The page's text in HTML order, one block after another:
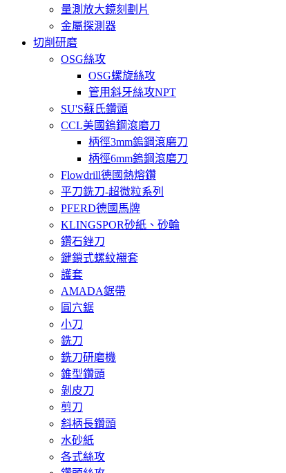
量測放大鏡刻劃片
金屬探測器
切削研磨
OSG絲攻
OSG螺旋絲攻
管用斜牙絲攻NPT
SU'S蘇氏鑽頭
CCL美國鎢鋼滾磨刀
柄徑3mm鎢鋼滾磨刀
柄徑6mm鎢鋼滾磨刀
Flowdrill德國熱熔鑽
平刀銑刀-超微粒系列
PFERD德國馬牌
KLINGSPOR砂紙、砂輪
鑽石銼刀
鍵鎖式螺紋襯套
護套
AMADA鋸帶
圓穴鋸
小刀
銑刀
銑刀研磨機
錐型鑽頭
剝皮刀
剪刀
斜柄長鑽頭
水砂紙
各式絲攻